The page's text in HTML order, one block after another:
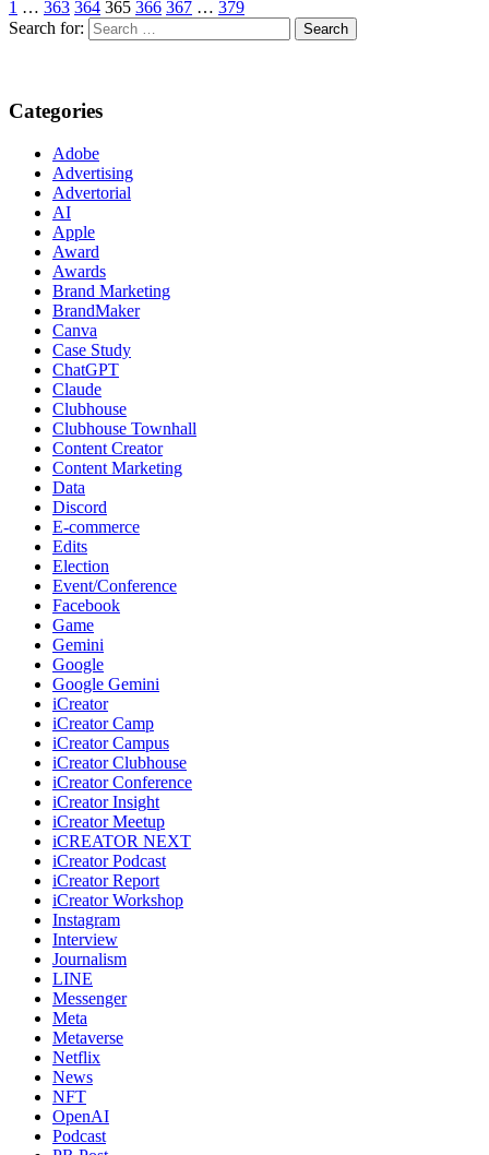
1 … 363 364 365 366 367 … 379
Search for:
Categories
Adobe
Advertising
Advertorial
AI
Apple
Award
Awards
Brand Marketing
BrandMaker
Canva
Case Study
ChatGPT
Claude
Clubhouse
Clubhouse Townhall
Content Creator
Content Marketing
Data
Discord
E-commerce
Edits
Election
Event/Conference
Facebook
Game
Gemini
Google
Google Gemini
iCreator
iCreator Camp
iCreator Campus
iCreator Clubhouse
iCreator Conference
iCreator Insight
iCreator Meetup
iCREATOR NEXT
iCreator Podcast
iCreator Report
iCreator Workshop
Instagram
Interview
Journalism
LINE
Messenger
Meta
Metaverse
Netflix
News
NFT
OpenAI
Podcast